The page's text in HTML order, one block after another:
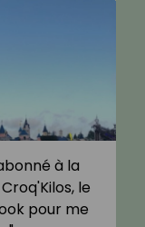
à la
le
pour me